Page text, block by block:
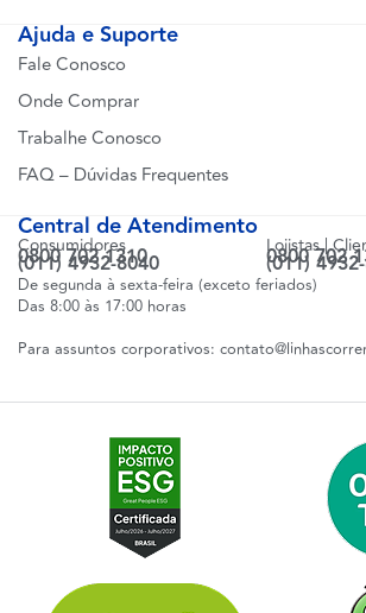
Ajuda e Suporte
Fale Conosco
Onde Comprar
Trabalhe Conosco
FAQ – Dúvidas Frequentes
Central de Atendimento
Consumidores
0800 702 1310
(011) 4932-8040
Lojistas |
0800 702
(011)
De segunda à sexta-feira (exceto feriados)
Das 8:00 às 17:00 horas
Para assuntos corporativos: